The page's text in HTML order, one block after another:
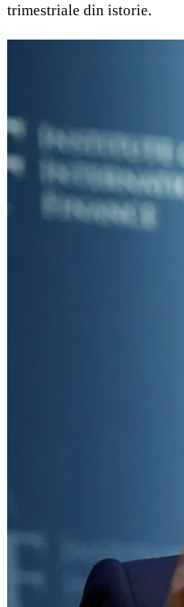
trimestriale din istorie.